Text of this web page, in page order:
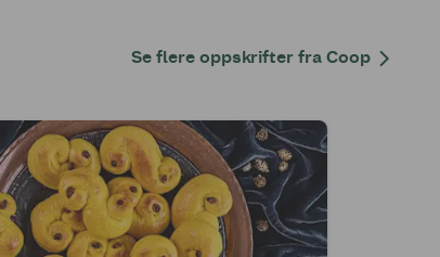
Se flere oppskrifter fra Coop